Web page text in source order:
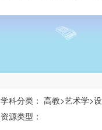
学科分类： 高教>艺术学>
资源类型：